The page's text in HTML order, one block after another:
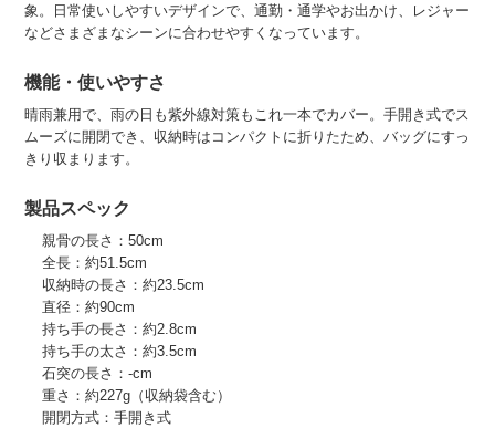
象。日常使いしやすいデザインで、通勤・通学やお出かけ、レジャー
などさまざまなシーンに合わせやすくなっています。
機能・使いやすさ
晴雨兼用で、雨の日も紫外線対策もこれ一本でカバー。手開き式でス
ムーズに開閉でき、収納時はコンパクトに折りたため、バッグにすっ
きり収まります。
製品スペック
親骨の長さ：50cm
全長：約51.5cm
収納時の長さ：約23.5cm
直径：約90cm
持ち手の長さ：約2.8cm
持ち手の太さ：約3.5cm
石突の長さ：-cm
重さ：約227g（収納袋含む）
開閉方式：手開き式